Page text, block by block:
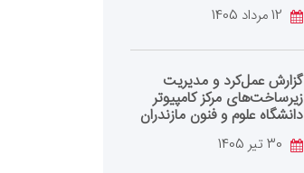
گزارش عمل‌کرد و مدیریت
زیرساخت‌های مرکز کامپیوتر
دانشگاه علوم و فنون مازندران